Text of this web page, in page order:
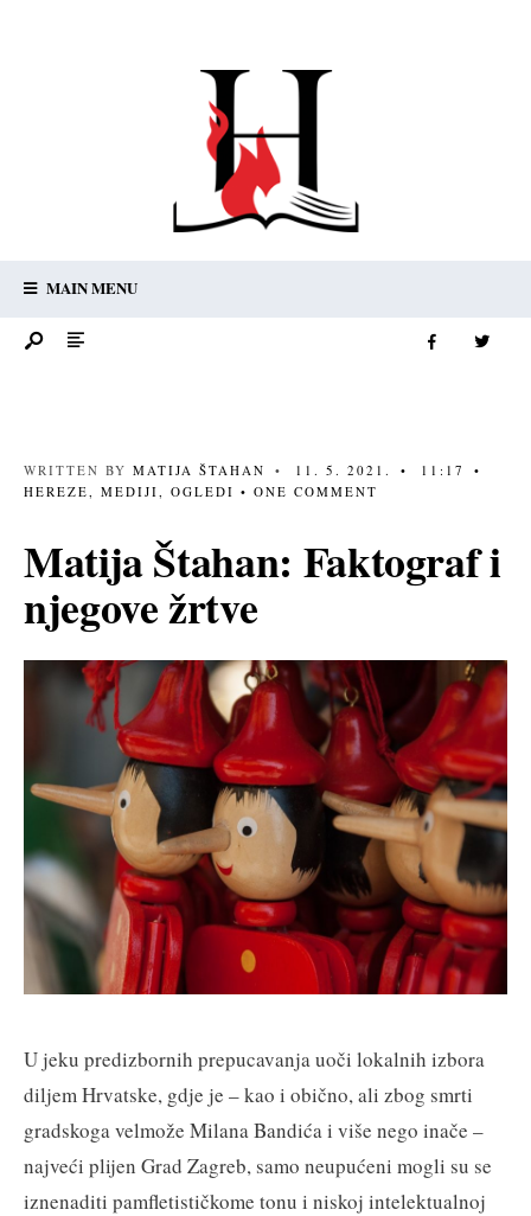
MAIN MENU
WRITTEN BY MATIJA ŠTAHAN • 11. 5. 2021. • 11:17
•
HEREZE, MEDIJI, OGLEDI • ONE COMMENT
Matija Štahan: Faktograf i
njegove žrtve
U jeku predizbornih prepucavanja uoči lokalnih izbora
diljem Hrvatske, gdje je – kao i obično, ali zbog smrti
gradskoga velmože Milana Bandića i više nego inače –
najveći plijen Grad Zagreb, samo neupućeni mogli su se
iznenaditi pamfletističkome tonu i niskoj intelektualnoj